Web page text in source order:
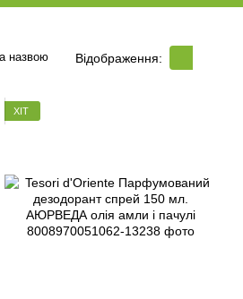
назвою Відображення:
ХІТ